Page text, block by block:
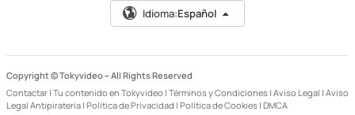
Idioma:Español
Copyright © Tokyvideo – All Rights Reserved
Contactar | Tu contenido en Tokyvideo | Términos y Condiciones | Aviso Legal | Aviso
Legal Antipiratería | Política de Privacidad | Política de Cookies | DMCA